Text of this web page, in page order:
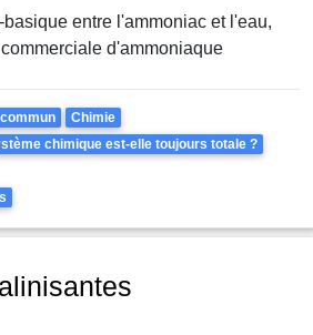
entre l'ammoniac et l'eau,
d'ammoniaque
Chimie
chimique est-elle toujours totale ?